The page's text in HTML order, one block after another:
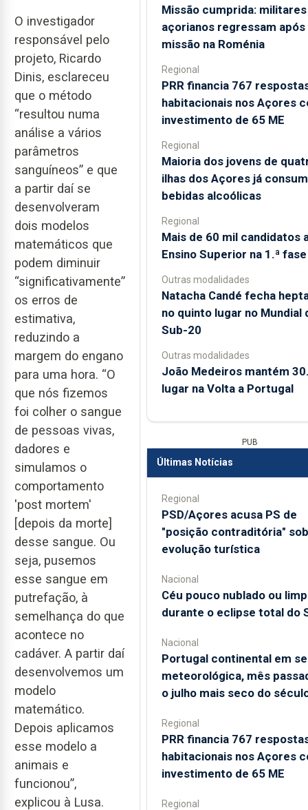
O investigador
responsável pelo
projeto, Ricardo
Dinis, esclareceu
que o método
“resultou numa
análise a vários
parâmetros
sanguíneos” e que
a partir daí se
desenvolveram
dois modelos
matemáticos que
podem diminuir
“significativamente”
os erros de
estimativa,
reduzindo a
margem do engano
para uma hora. “O
que nós fizemos
foi colher o sangue
de pessoas vivas,
dadores e
simulamos o
comportamento
'post mortem'
[depois da morte]
desse sangue. Ou
seja, pusemos
esse sangue em
putrefação, à
semelhança do que
acontece no
cadáver. A partir daí
desenvolvemos um
modelo
matemático.
Depois aplicamos
esse modelo a
animais e
funcionou”,
explicou à Lusa.
Missão cumprida: militares
açorianos regressam após
missão na Roménia
Regional
PRR financia 767
habitacionais nos Açores
investimento de 65 ME
Regional
Maioria dos jovens de
ilhas dos Açores já
bebidas alcoólicas
Regional
Mais de 60 mil candidatos
Ensino Superior na 1.ª fase
Outras modalidades
Natacha Candé fecha
no quinto lugar no Mundial
Sub-20
Outras modalidades
João Medeiros mantém
lugar na Volta a Portugal
PUB
Últimas Notícias
Regional
PSD/Açores acusa PS de
"posição contraditória"
evolução turística
Nacional
Céu pouco nublado ou
durante o eclipse total do
Nacional
Portugal continental em
meteorológica, mês
o julho mais seco do
Regional
PRR financia 767
habitacionais nos Açores
investimento de 65 ME
Regional